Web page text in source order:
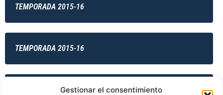
Gestionar el consentimiento
TEMPORADA 2015-16
TEMPORADA 2015-16
TEMPORADA 2015-16